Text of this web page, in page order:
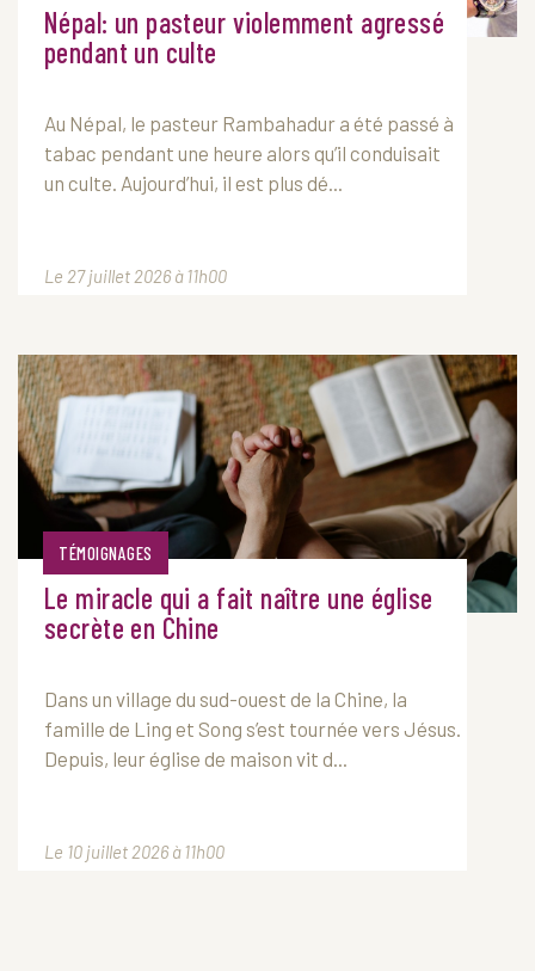
Népal: un pasteur violemment agressé
pendant un culte
Au Népal, le pasteur Rambahadur a été passé à
tabac pendant une heure alors qu’il conduisait
un culte. Aujourd’hui, il est plus dé...
Le 27 juillet 2026 à 11h00
TÉMOIGNAGES
Le miracle qui a fait naître une église
secrète en Chine
Dans un village du sud-ouest de la Chine, la
famille de Ling et Song s’est tournée vers Jésus.
Depuis, leur église de maison vit d...
Le 10 juillet 2026 à 11h00